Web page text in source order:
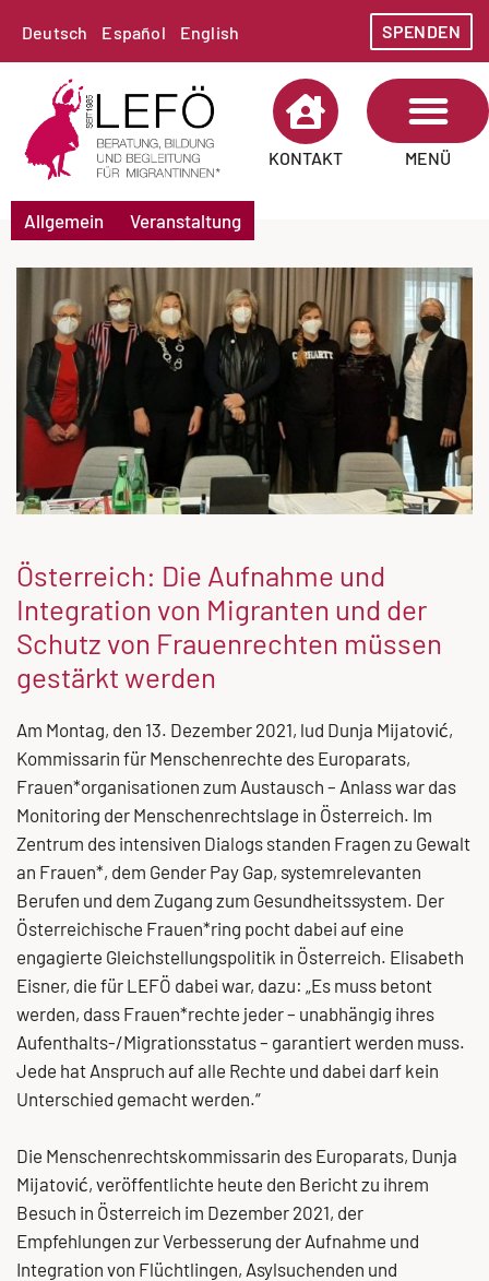
Deutsch Español English SPENDEN
KONTAKT MENÜ
Allgemein Veranstaltung
Österreich: Die Aufnahme und
Integration von Migranten und der
Schutz von Frauenrechten müssen
gestärkt werden
Am Montag, den 13. Dezember 2021, lud Dunja Mijatović,
Kommissarin für Menschenrechte des Europarats,
Frauen*organisationen zum Austausch – Anlass war das
Monitoring der Menschenrechtslage in Österreich. Im
Zentrum des intensiven Dialogs standen Fragen zu Gewalt
an Frauen*, dem Gender Pay Gap, systemrelevanten
Berufen und dem Zugang zum Gesundheitssystem. Der
Österreichische Frauen*ring pocht dabei auf eine
engagierte Gleichstellungspolitik in Österreich. Elisabeth
Eisner, die für LEFÖ dabei war, dazu: „Es muss betont
werden, dass Frauen*rechte jeder – unabhängig ihres
Aufenthalts-/Migrationsstatus – garantiert werden muss.
Jede hat Anspruch auf alle Rechte und dabei darf kein
Unterschied gemacht werden.“
Die Menschenrechtskommissarin des Europarats, Dunja
Mijatović, veröffentlichte heute den Bericht zu ihrem
Besuch in Österreich im Dezember 2021, der
Empfehlungen zur Verbesserung der Aufnahme und
Integration von Flüchtlingen, Asylsuchenden und